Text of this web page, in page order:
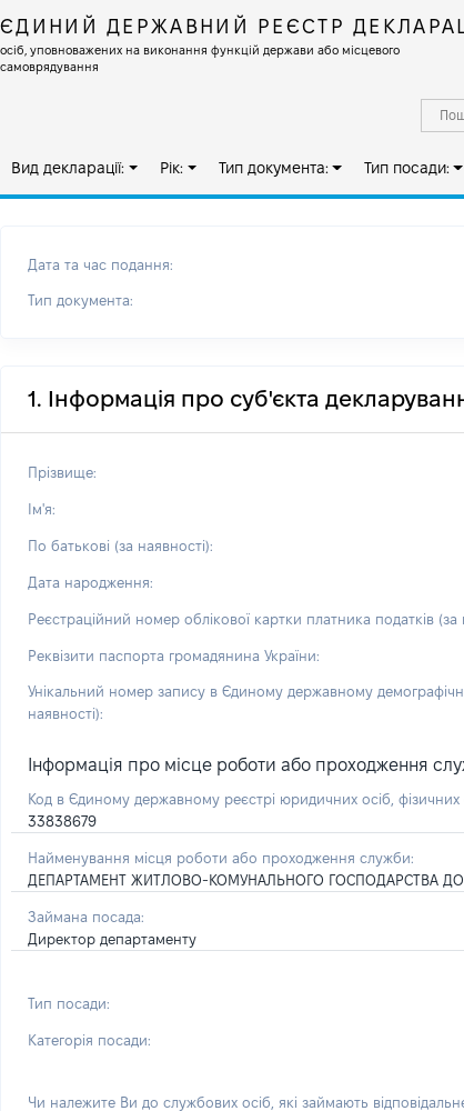
ЄДИНИЙ ДЕРЖАВНИЙ РЕЄСТР
осіб, уповноважених на виконання функцій держави або місцевого
самоврядування
Вид декларації: Рік: Тип документа: Тип посади:
Дата та час подання:
Тип документа:
1. Інформація про суб'єкта
Прізвище:
Ім'я:
По батькові (за наявності):
Дата народження:
Реєстраційний номер облікової картки платника податків (за
Реквізити паспорта громадянина України:
Унікальний номер запису в Єдиному державному
наявності):
Інформація про місце роботи або проходження
Код в Єдиному державному реєстрі юридичних осіб,
33838679
Найменування місця роботи або проходження служби:
ДЕПАРТАМЕНТ ЖИТЛОВО-КОМУНАЛЬНОГО ГОСПОДАРСТВА
Займана посада:
Директор департаменту
Тип посади:
Категорія посади:
Чи належите Ви до службових осіб, які займають